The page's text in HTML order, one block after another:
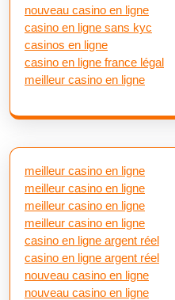
nouveau casino en ligne
casino en ligne sans kyc
casinos en ligne
casino en ligne france légal
meilleur casino en ligne
meilleur casino en ligne
meilleur casino en ligne
meilleur casino en ligne
meilleur casino en ligne
casino en ligne argent réel
casino en ligne argent réel
nouveau casino en ligne
nouveau casino en ligne